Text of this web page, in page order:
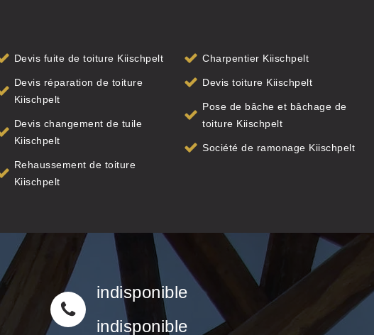
Devis fuite de toiture Kiischpelt
Devis réparation de toiture
Kiischpelt
Devis changement de tuile
Kiischpelt
Rehaussement de toiture
Kiischpelt
Charpentier Kiischpelt
Devis toiture Kiischpelt
Pose de bâche et bâchage de
toiture Kiischpelt
Société de ramonage Kiischpelt
indisponible
indisponible